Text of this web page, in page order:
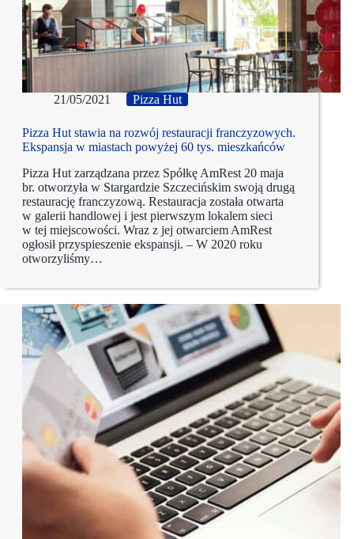
21/05/2021 Pizza Hut
Pizza Hut stawia na rozwój restauracji franczyzowych.
Ekspansja w miastach powyżej 60 tys. mieszkańców
Pizza Hut zarządzana przez Spółkę AmRest 20 maja
br. otworzyła w Stargardzie Szczecińskim swoją drugą
restaurację franczyzową. Restauracja została otwarta
w galerii handlowej i jest pierwszym lokalem sieci
w tej miejscowości. Wraz z jej otwarciem AmRest
ogłosił przyspieszenie ekspansji. – W 2020 roku
otworzyliśmy…